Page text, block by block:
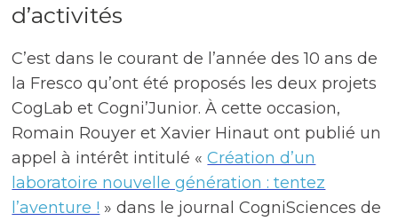
d’activités
C’est dans le courant de l’année des 10 ans de
la Fresco qu’ont été proposés les deux projets
CogLab et Cogni’Junior. À cette occasion,
Romain Rouyer et Xavier Hinaut ont publié un
appel à intérêt intitulé «Création d’un
laboratoire nouvelle génération : tentez
l’aventure ! » dans le journal CogniSciences de